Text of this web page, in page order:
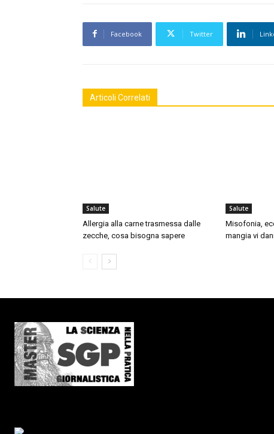
Facebook Twitter
Articoli Correlati
Salute
Allergia alla carne trasmessa dalle
zecche, cosa bisogna sapere
Salute
Misofonia,
mangia vi